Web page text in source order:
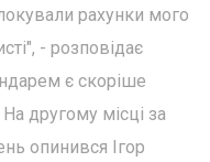
рахунки мого
- розповідає
є скоріше
другому місці за
опинився Ігор